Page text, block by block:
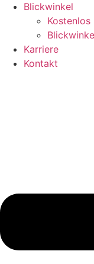
Blickwinkel
Kostenlos
Karriere
Kontakt